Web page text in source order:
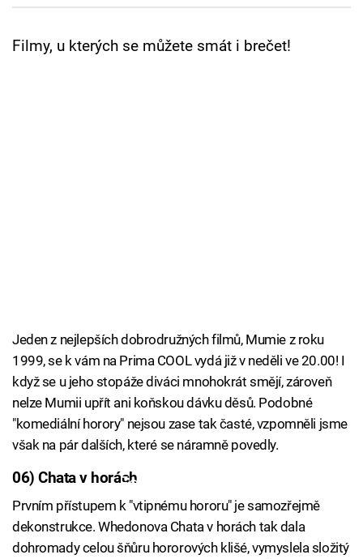
Filmy, u kterých se můžete smát i brečet!
Jeden z nejlepších dobrodružných filmů, Mumie z roku
1999, se k vám na Prima COOL vydá již v neděli ve 20.00! I
když se u jeho stopáže diváci mnohokrát smějí, zároveň
nelze Mumii upřít ani koňskou dávku děsů. Podobné
"komediální horory" nejsou zase tak časté, vzpomněli jsme
však na pár dalších, které se náramně povedly.
Failed to fetch
06) Chata v horách
Prvním přístupem k "vtipnému hororu" je samozřejmě
dekonstrukce. Whedonova Chata v horách tak dala
dohromady celou šňůru hororových klišé, vymyslela složitý